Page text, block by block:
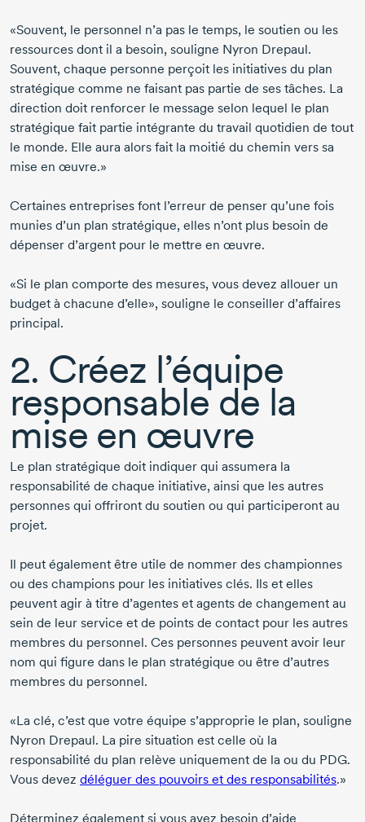
«Souvent, le personnel n’a pas le temps, le soutien ou les
ressources dont il a besoin, souligne Nyron Drepaul.
Souvent, chaque personne perçoit les initiatives du plan
stratégique comme ne faisant pas partie de ses tâches. La
direction doit renforcer le message selon lequel le plan
stratégique fait partie intégrante du travail quotidien de tout
le monde. Elle aura alors fait la moitié du chemin vers sa
mise en œuvre.»
Certaines entreprises font l’erreur de penser qu’une fois
munies d’un plan stratégique, elles n’ont plus besoin de
dépenser d’argent pour le mettre en œuvre.
«Si le plan comporte des mesures, vous devez allouer un
budget à chacune d’elle», souligne le conseiller d’affaires
principal.
2. Créez l’équipe
responsable de la
mise en œuvre
Le plan stratégique doit indiquer qui assumera la
responsabilité de chaque initiative, ainsi que les autres
personnes qui offriront du soutien ou qui participeront au
projet.
Il peut également être utile de nommer des championnes
ou des champions pour les initiatives clés. Ils et elles
peuvent agir à titre d’agentes et agents de changement au
sein de leur service et de points de contact pour les autres
membres du personnel. Ces personnes peuvent avoir leur
nom qui figure dans le plan stratégique ou être d’autres
membres du personnel.
«La clé, c’est que votre équipe s’approprie le plan, souligne
Nyron Drepaul. La pire situation est celle où la
responsabilité du plan relève uniquement de la ou du PDG.
Vous devez déléguer des pouvoirs et des responsabilités.»
Déterminez également si vous avez besoin d’aide